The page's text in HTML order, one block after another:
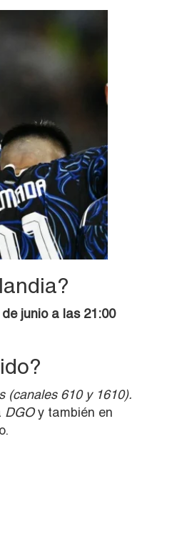
junio a las 21:00
(canales 610 y 1610).
DGOy también en